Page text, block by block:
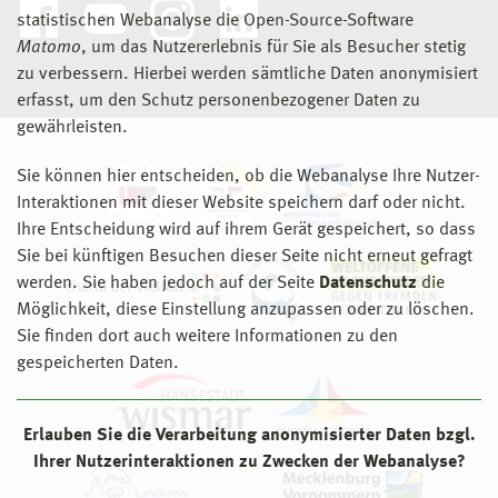
statistischen Webanalyse die Open-Source-Software
Matomo, um das Nutzererlebnis für Sie als Besucher stetig
zu verbessern. Hierbei werden sämtliche Daten anonymisiert
erfasst, um den Schutz personenbezogener Daten zu
gewährleisten.
Sie können hier entscheiden, ob die Webanalyse Ihre Nutzer-
Interaktionen mit dieser Website speichern darf oder nicht.
Ihre Entscheidung wird auf ihrem Gerät gespeichert, so dass
Sie bei künftigen Besuchen dieser Seite nicht erneut gefragt
werden. Sie haben jedoch auf der Seite Datenschutz die
Möglichkeit, diese Einstellung anzupassen oder zu löschen.
Sie finden dort auch weitere Informationen zu den
gespeicherten Daten.
Erlauben Sie die Verarbeitung anonymisierter Daten bzgl.
Ihrer Nutzerinteraktionen zu Zwecken der Webanalyse?